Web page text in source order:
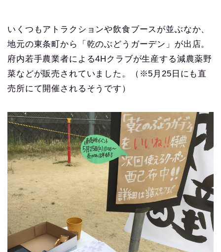
いくつもアトラクションや飲食ブースが並ぶなか、
地元の東条町から「乾のぶどうガーデン」が出店。
府内若手農業者による4Hクラブが生産する減農薬野
菜などが販売されていました。（※5月25日にも直
売所にて開催されるそうです）